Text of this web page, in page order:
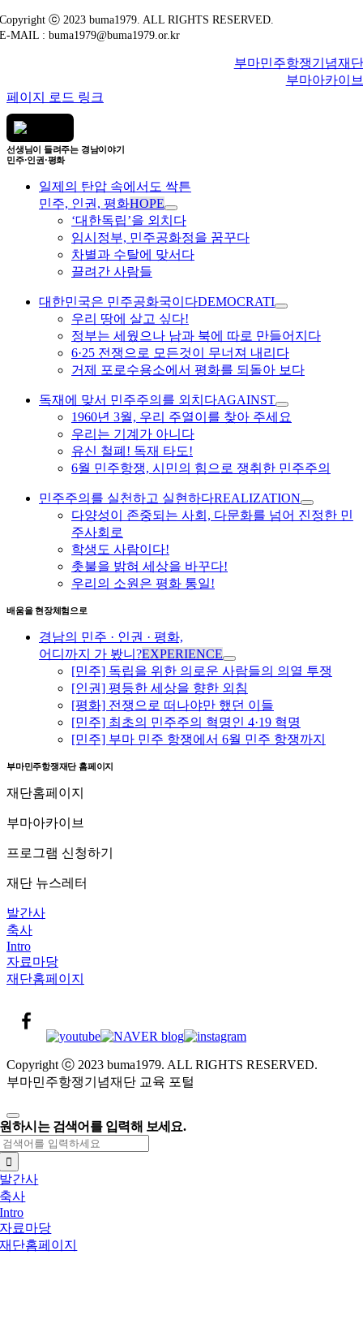
Copyright ⓒ 2023 buma1979. ALL RIGHTS RESERVED.
E-MAIL : buma1979@buma1979.or.kr
부마민주항쟁기념재단
부마아카이브
페이지 로드 링크
선생님이 들려주는 경남이야기
민주·인권·평화
일제의 탄압 속에서도 싹튼
민주, 인권, 평화HOPE
‘대한독립’을 외치다
임시정부, 민주공화정을 꿈꾸다
차별과 수탈에 맞서다
끌려간 사람들
대한민국은 민주공화국이다DEMOCRATI
우리 땅에 살고 싶다!
정부는 세웠으나 남과 북에 따로 만들어지다
6·25 전쟁으로 모든것이 무너져 내리다
거제 포로수용소에서 평화를 되돌아 보다
독재에 맞서 민주주의를 외치다AGAINST
1960년 3월, 우리 주열이를 찾아 주세요
우리는 기계가 아니다
유신 철폐! 독재 타도!
6월 민주항쟁, 시민의 힘으로 쟁취한 민주주의
민주주의를 실천하고 실현하다REALIZATION
다양성이 존중되는 사회, 다문화를 넘어 진정한 민
주사회로
학생도 사람이다!
촛불을 밝혀 세상을 바꾸다!
우리의 소원은 평화 통일!
배움을 현장체험으로
경남의 민주 · 인권 · 평화,
어디까지 가 봤니?EXPERIENCE
[민주] 독립을 위한 의로운 사람들의 의열 투쟁
[인권] 평등한 세상을 향한 외침
[평화] 전쟁으로 떠나야만 했던 이들
[민주] 최초의 민주주의 혁명인 4·19 혁명
[민주] 부마 민주 항쟁에서 6월 민주 항쟁까지
부마민주항쟁재단 홈페이지
재단홈페이지
부마아카이브
프로그램 신청하기
재단 뉴스레터
발간사
축사
Intro
자료마당
재단홈페이지
Copyright ⓒ 2023 buma1979. ALL RIGHTS RESERVED.
부마민주항쟁기념재단 교육 포털
원하시는 검색어를 입력해 보세요.
:
발간사
축사
Intro
자료마당
재단홈페이지